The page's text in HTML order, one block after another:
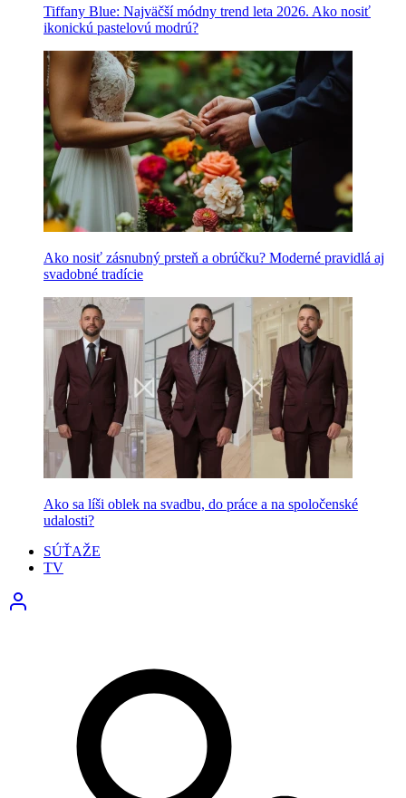
Tiffany Blue: Najväčší módny trend leta 2026. Ako nosiť
ikonickú pastelovú modrú?
Ako nosiť zásnubný prsteň a obrúčku? Moderné pravidlá aj
svadobné tradície
Ako sa líši oblek na svadbu, do práce a na spoločenské
udalosti?
SÚŤAŽE
TV